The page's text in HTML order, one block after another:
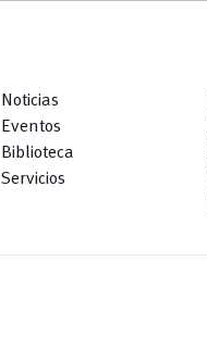
Noticias
Eventos
Biblioteca
Servicios